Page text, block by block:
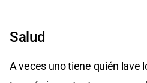
Salud
A veces uno tiene quién lave